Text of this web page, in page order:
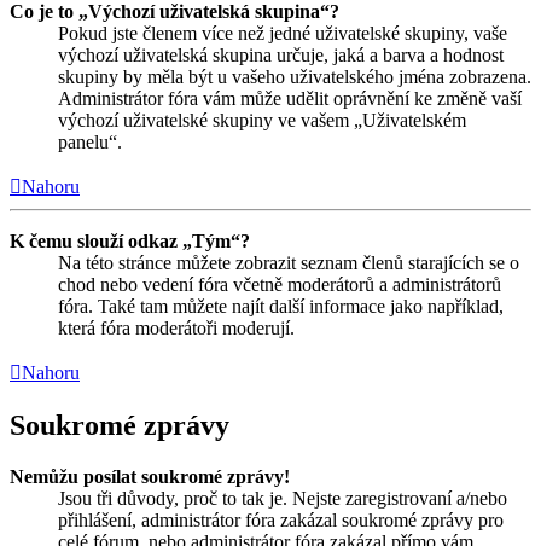
Co je to „Výchozí uživatelská skupina“?
Pokud jste členem více než jedné uživatelské skupiny, vaše
výchozí uživatelská skupina určuje, jaká a barva a hodnost
skupiny by měla být u vašeho uživatelského jména zobrazena.
Administrátor fóra vám může udělit oprávnění ke změně vaší
výchozí uživatelské skupiny ve vašem „Uživatelském
panelu“.
Nahoru
K čemu slouží odkaz „Tým“?
Na této stránce můžete zobrazit seznam členů starajících se o
chod nebo vedení fóra včetně moderátorů a administrátorů
fóra. Také tam můžete najít další informace jako například,
která fóra moderátoři moderují.
Nahoru
Soukromé zprávy
Nemůžu posílat soukromé zprávy!
Jsou tři důvody, proč to tak je. Nejste zaregistrovaní a/nebo
přihlášení, administrátor fóra zakázal soukromé zprávy pro
celé fórum, nebo administrátor fóra zakázal přímo vám